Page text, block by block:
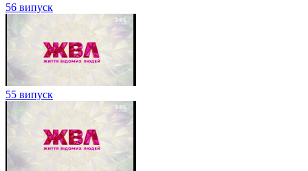
56 випуск
55 випуск